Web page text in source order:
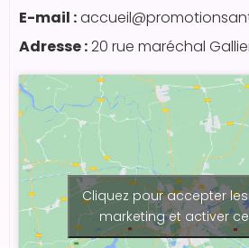
E-mail :
Adresse :20 rue maréchal
Cliquez pour accepter
marketing et activer